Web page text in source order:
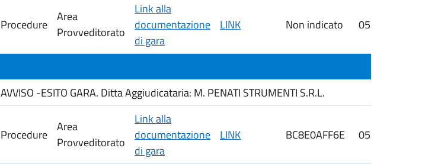
Procedure
Area
Provveditorato
Link alla
documentazione
di gara
LINK Non indicato 05/08/2026
AVVISO -ESITO GARA. Ditta Aggiudicataria: M. PENATI STRUMENTI S.R.L.
Procedure
Area
Provveditorato
Link alla
documentazione
di gara
LINK BC8E0AFF6E 05/08/2026